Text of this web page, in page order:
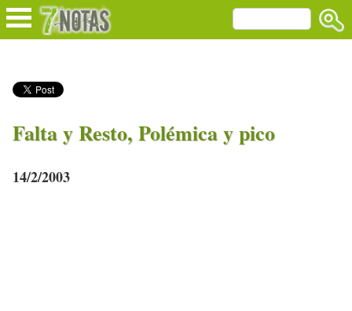
Falta y Resto, Polémica y pico
14/2/2003